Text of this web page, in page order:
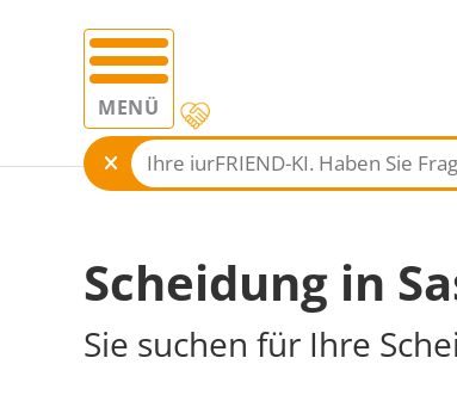
MENÜ
Scheidung in
Sie suchen für Ihre